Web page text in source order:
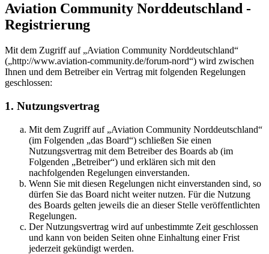
Aviation Community Norddeutschland -
Registrierung
Mit dem Zugriff auf „Aviation Community Norddeutschland“
(„http://www.aviation-community.de/forum-nord“) wird zwischen
Ihnen und dem Betreiber ein Vertrag mit folgenden Regelungen
geschlossen:
1. Nutzungsvertrag
Mit dem Zugriff auf „Aviation Community Norddeutschland“
(im Folgenden „das Board“) schließen Sie einen
Nutzungsvertrag mit dem Betreiber des Boards ab (im
Folgenden „Betreiber“) und erklären sich mit den
nachfolgenden Regelungen einverstanden.
Wenn Sie mit diesen Regelungen nicht einverstanden sind, so
dürfen Sie das Board nicht weiter nutzen. Für die Nutzung
des Boards gelten jeweils die an dieser Stelle veröffentlichten
Regelungen.
Der Nutzungsvertrag wird auf unbestimmte Zeit geschlossen
und kann von beiden Seiten ohne Einhaltung einer Frist
jederzeit gekündigt werden.